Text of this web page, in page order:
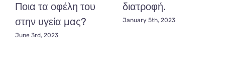
Ποια τα οφέλη του
στην υγεία μας?
June 3rd, 2023
διατροφή.
January 5th, 2023